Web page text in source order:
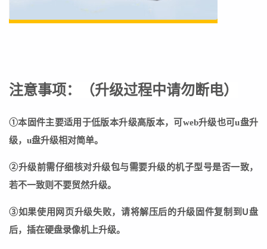
注意事项： （升级过程中请勿断电）
①本固件主要适用于低版本升级高版本，可web升级也可u盘升
级，u盘升级相对简单。
②升级前需仔细核对升级包与需要升级的机子型号是否一致，
若不一致则不要贸然升级。
③如果使用网页升级失败，请将解压后的升级固件复制到U盘
后，插在硬盘录像机上升级。